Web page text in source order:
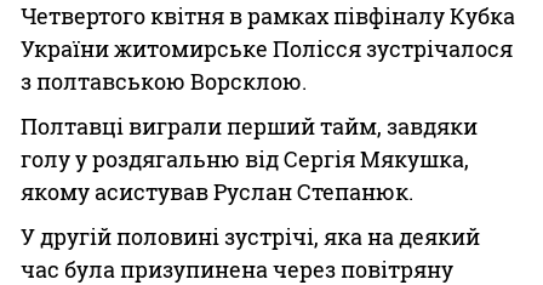
Четвертого квітня в рамках півфіналу Кубка
України житомирське Полісся зустрічалося
з полтавською Ворсклою.
Полтавці виграли перший тайм, завдяки
голу у роздягальню від Сергія Мякушка,
якому асистував Руслан Степанюк.
У другій половині зустрічі, яка на деякий
час була призупинена через повітряну